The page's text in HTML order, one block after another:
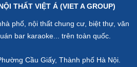
THẤT VIỆT Á (VIET A GROUP)
phố, nội thất chung cư, biệt thự, văn
bar karaoke... trên toàn quốc.
Cầu Giấy, Thành phố Hà Nội.